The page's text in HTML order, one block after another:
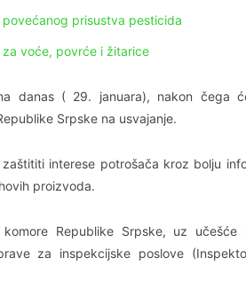
prisustva pesticida
voće, povrće i žitarice
danas ( 29. januara), nakon čega
Srpske na usvajanje.
interese potrošača kroz bolju
proizvoda.
Republike Srpske, uz
za inspekcijske poslove